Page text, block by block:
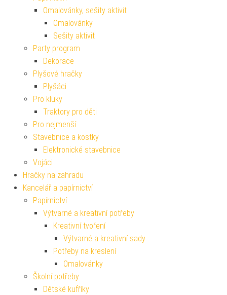
Omalovánky, sešity aktivit
Omalovánky
Sešity aktivit
Party program
Dekorace
Plyšové hračky
Plyšáci
Pro kluky
Traktory pro děti
Pro nejmenší
Stavebnice a kostky
Elektronické stavebnice
Vojáci
Hračky na zahradu
Kancelář a papírnictví
Papírnictví
Výtvarné a kreativní potřeby
Kreativní tvoření
Výtvarné a kreativní sady
Potřeby na kreslení
Omalovánky
Školní potřeby
Dětské kufříky